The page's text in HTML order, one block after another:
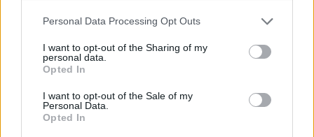
Please note that this website/app uses one or more Google
not limited to your visit or usage behaviour. You may click to
grant or deny consent to Google and its third-party tags to
use your data for below specified purposes in below Google
consent section.
Personal Data Processing Opt Outs
I want to opt-out of the Sharing of my
personal data.
Opted In
I want to opt-out of the Sale of my
Personal Data.
Opted In